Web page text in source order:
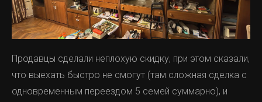
Продавцы сделали неплохую скидку, при этом сказали,
что выехать быстро не смогут (там сложная сделка с
одновременным переездом 5 семей суммарно), и